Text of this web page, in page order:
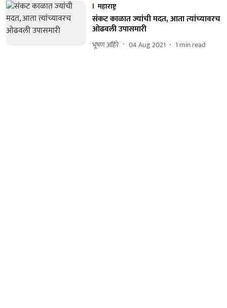
महाराष्ट्र
संकट काळात ज्‍यांची मदत, आता त्‍यांच्‍यावरच
ओढवली उपासमारी
भूषण अहिरे 04 Aug 2021 1 min read